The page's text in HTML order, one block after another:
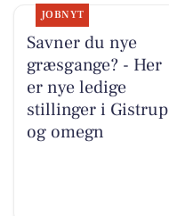
JOBNYT
Savner du nye
græsgange? - Her
er nye ledige
stillinger i Gistrup
og omegn